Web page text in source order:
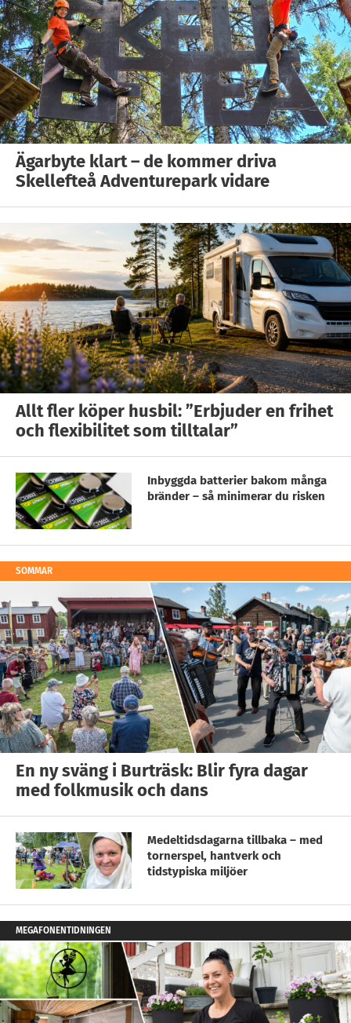
Ägarbyte klart – de kommer driva
Skellefteå Adventurepark vidare
Allt fler köper husbil: ”Erbjuder en frihet
och flexibilitet som tilltalar”
Inbyggda batterier bakom många
bränder – så minimerar du risken
SOMMAR
En ny sväng i Burträsk: Blir fyra dagar
med folkmusik och dans
Medeltidsdagarna tillbaka – med
tornerspel, hantverk och
tidstypiska miljöer
MEGAFONENTIDNINGEN